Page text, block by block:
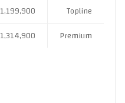
Topline
1,199,900 جنيه
Premium
1,314,900 جنيه